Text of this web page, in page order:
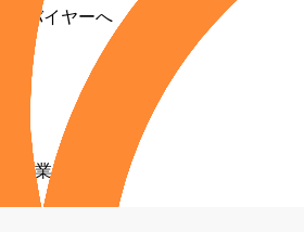
ーバイヤーへ
残業代含む）